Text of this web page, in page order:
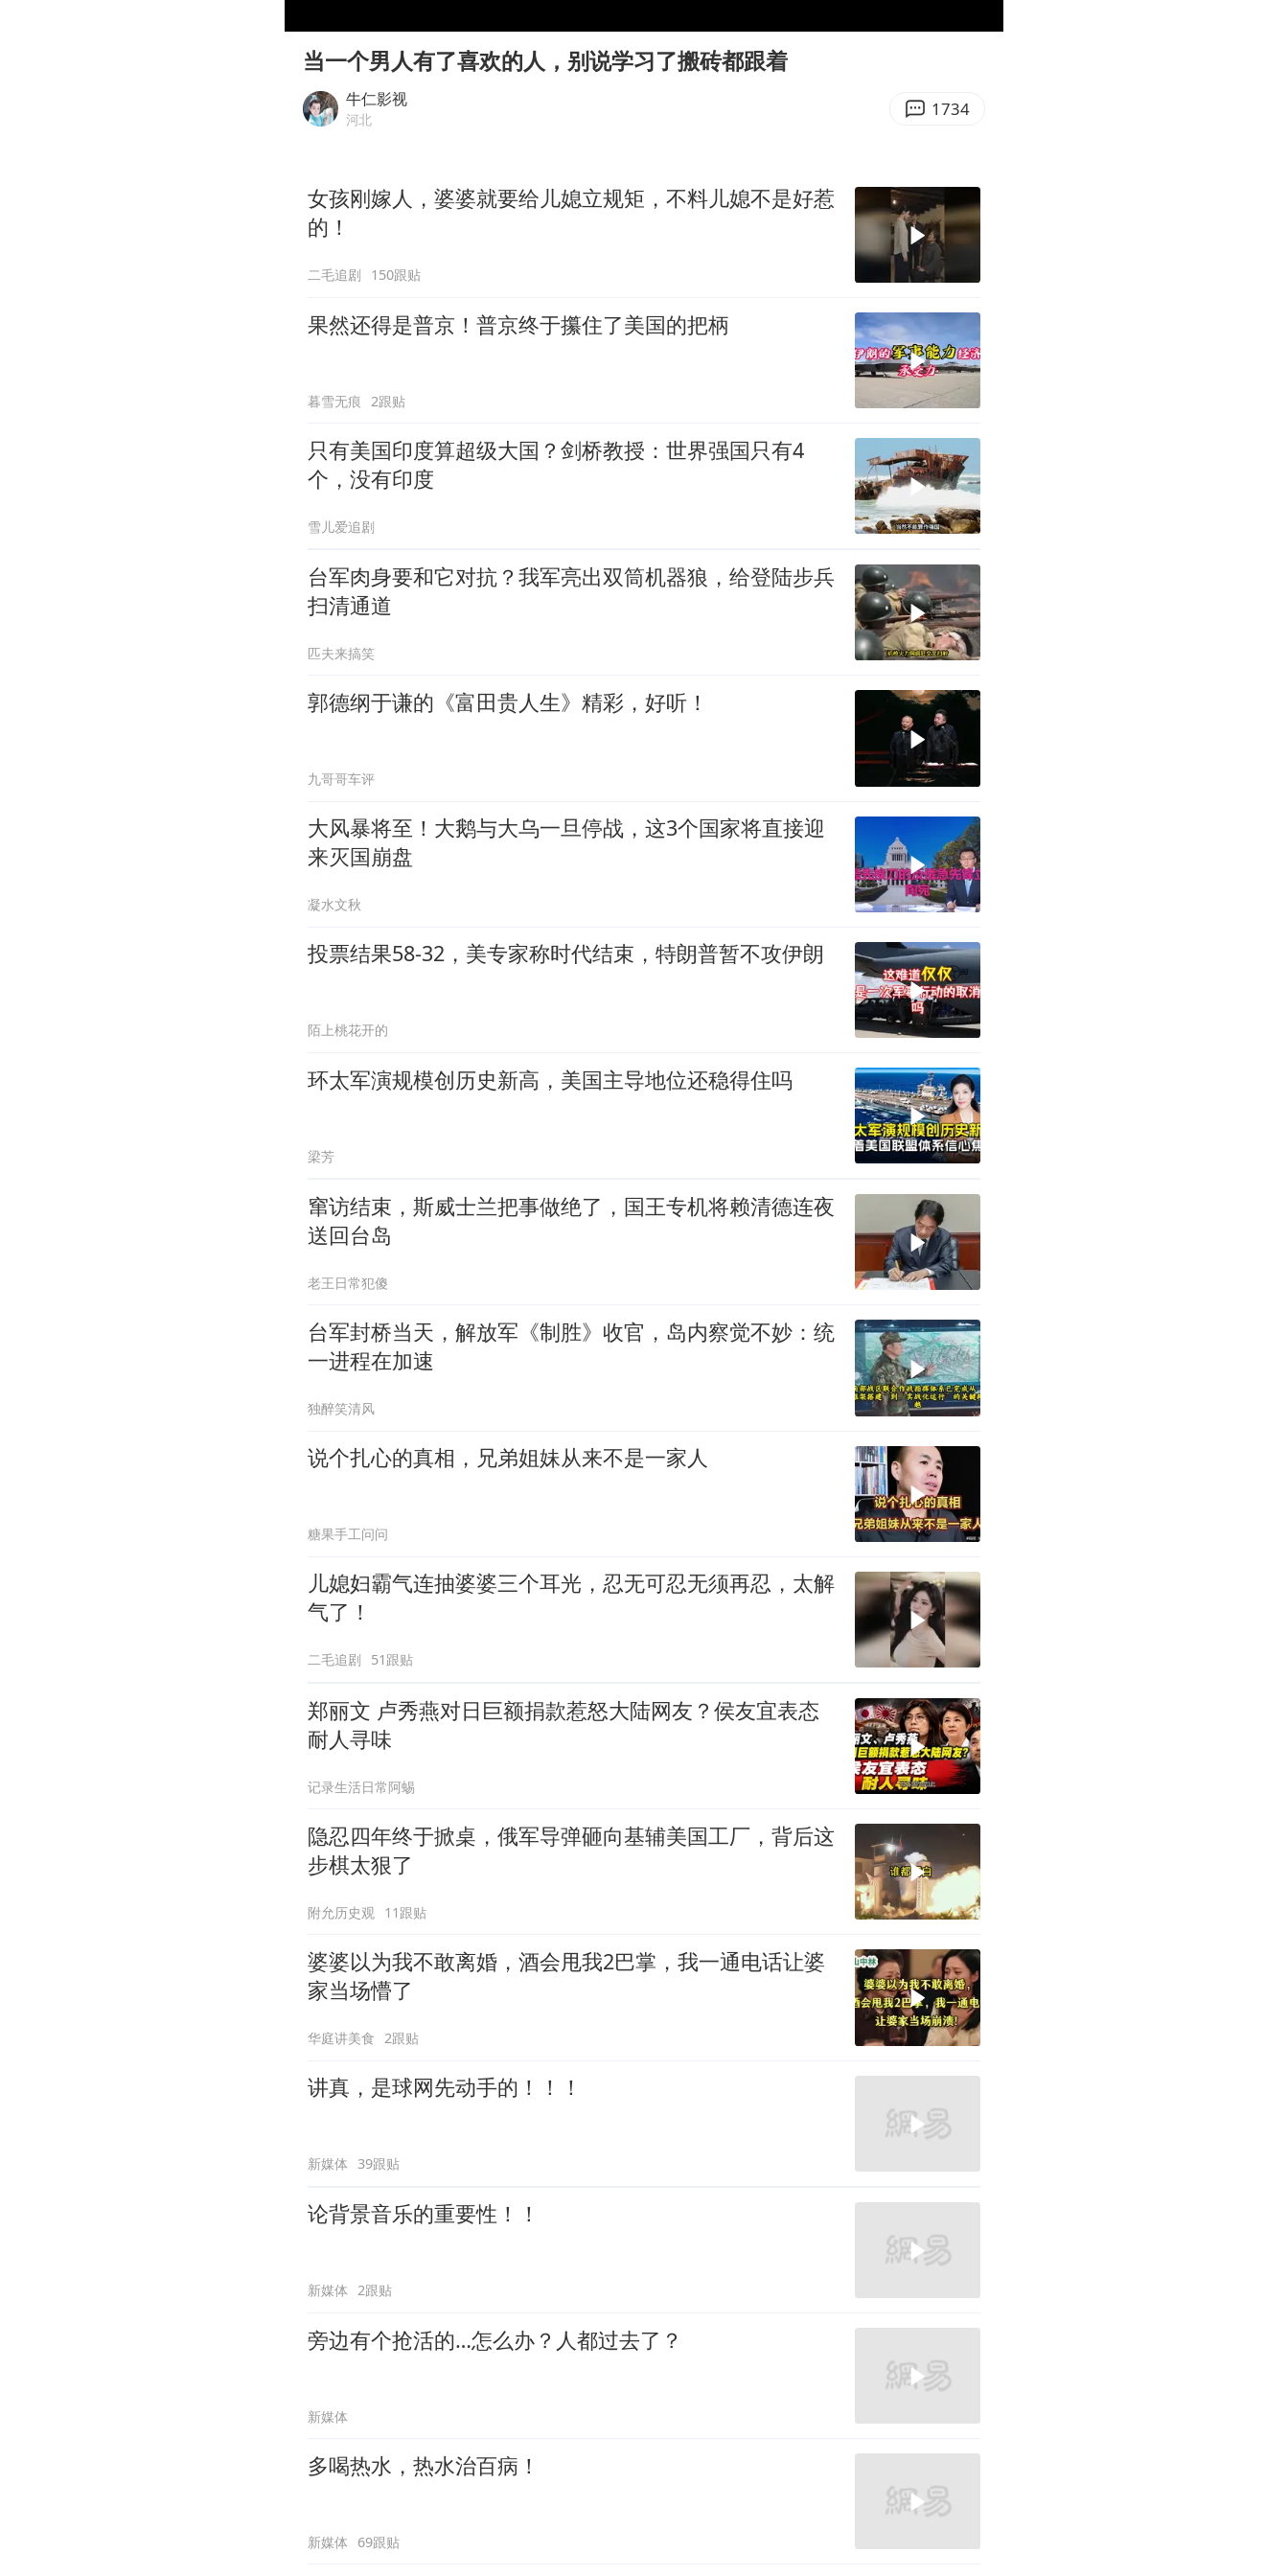
OpenAI为免费用户升级GPT-5.6 Luna
“中国蔬菜之乡”最高温达41.8℃
如何把百年大党建设得更加坚强有力？
当一个男人有了喜欢的人，别说学习了搬砖都跟着
牛仁影视
河北 1734
女孩刚嫁人，婆婆就要给儿媳立规矩，不料儿媳不是好惹
的！
二毛追剧 150跟贴
果然还得是普京！普京终于攥住了美国的把柄
暮雪无痕 2跟贴
只有美国印度算超级大国？剑桥教授：世界强国只有4
个，没有印度
雪儿爱追剧
台军肉身要和它对抗？我军亮出双筒机器狼，给登陆步兵
扫清通道
匹夫来搞笑
郭德纲于谦的《富田贵人生》精彩，好听！
九哥哥车评
大风暴将至！大鹅与大乌一旦停战，这3个国家将直接迎
来灭国崩盘
凝水文秋
投票结果58-32，美专家称时代结束，特朗普暂不攻伊朗
陌上桃花开的
环太军演规模创历史新高，美国主导地位还稳得住吗
梁芳
窜访结束，斯威士兰把事做绝了，国王专机将赖清德连夜
送回台岛
老王日常犯傻
台军封桥当天，解放军《制胜》收官，岛内察觉不妙：统
一进程在加速
独醉笑清风
说个扎心的真相，兄弟姐妹从来不是一家人
糖果手工问问
儿媳妇霸气连抽婆婆三个耳光，忍无可忍无须再忍，太解
气了！
二毛追剧 51跟贴
郑丽文 卢秀燕对日巨额捐款惹怒大陆网友？侯友宜表态
耐人寻味
记录生活日常阿蜴
隐忍四年终于掀桌，俄军导弹砸向基辅美国工厂，背后这
步棋太狠了
附允历史观 11跟贴
婆婆以为我不敢离婚，酒会甩我2巴掌，我一通电话让婆
家当场懵了
华庭讲美食 2跟贴
讲真，是球网先动手的！！！
新媒体 39跟贴
论背景音乐的重要性！！
新媒体 2跟贴
旁边有个抢活的…怎么办？人都过去了？
新媒体
多喝热水，热水治百病！
新媒体 69跟贴